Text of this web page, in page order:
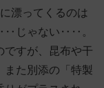
漂ってくるのは
じゃない‥‥。
ですが、昆布や干
また別添の「特製